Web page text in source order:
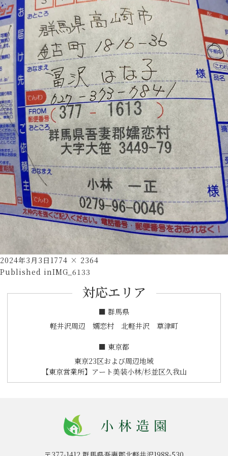
Posted
on
2024年3月3日 Full
size
1774 × 2364
投
ン
Published inIMG_6133
対応エリア
■ 群馬県
軽井沢周辺 嬬恋村 北軽井沢 草津町
■ 東京都
東京23区および周辺地域
【東京営業所】アート美装小林/杉並区久我山